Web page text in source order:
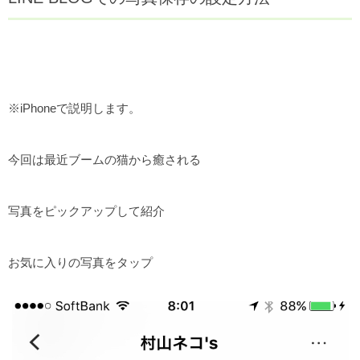
※iPhoneで説明します。
今回は最近ブームの猫から癒される
写真をピックアップして紹介
お気に入りの写真をタップ